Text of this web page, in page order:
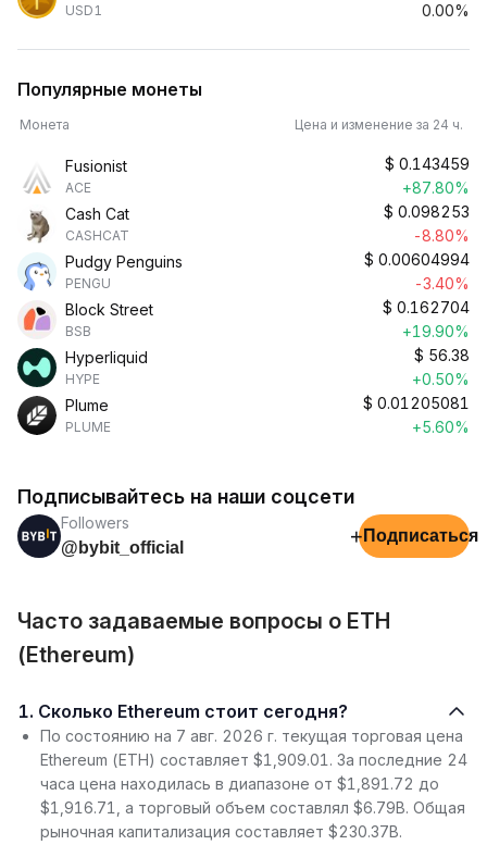
USD1
0.00%
Популярные монеты
Монета Цена и изменение за 24 ч.
Fusionist
ACE
$ 0.143459
+87.80%
Cash Cat
CASHCAT
$ 0.098253
-8.80%
Pudgy Penguins
PENGU
$ 0.00604994
-3.40%
Block Street
BSB
$ 0.162704
+19.90%
Hyperliquid
HYPE
$ 56.38
+0.50%
Plume
PLUME
$ 0.01205081
+5.60%
Подписывайтесь на наши соцсети
Followers
@bybit_official
+ Подписаться
Часто задаваемые вопросы о ETH
(Ethereum)
1. Сколько Ethereum стоит сегодня?
По состоянию на 7 авг. 2026 г. текущая торговая цена
Ethereum (ETH) составляет $1,909.01. За последние 24
часа цена находилась в диапазоне от $1,891.72 до
$1,916.71, а торговый объем составлял $6.79B. Общая
рыночная капитализация составляет $230.37B.